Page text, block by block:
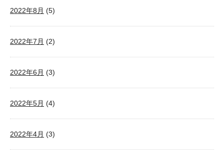
2022年8月 (5)
2022年7月 (2)
2022年6月 (3)
2022年5月 (4)
2022年4月 (3)